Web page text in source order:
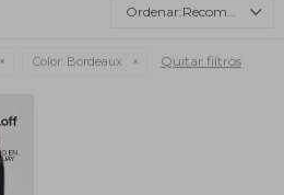
Recomendados
Color: Bordeaux Quitar filtros